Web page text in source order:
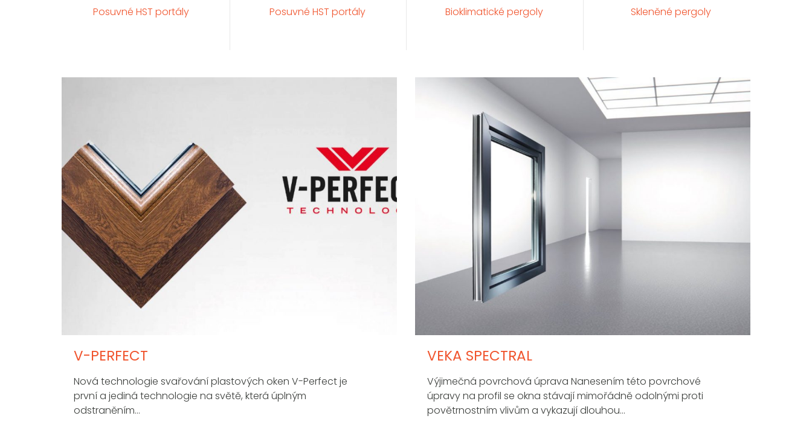
Posuvné HST portály
Posuvné HST portály
Bioklimatické pergoly
Skleněné pergoly
V-PERFECT
Nová technologie svařování plastových oken V-Perfect je
první a jediná technologie na světě, která úplným
odstraněním…
VEKA SPECTRAL
Výjimečná povrchová úprava Nanesením této povrchové
úpravy na profil se okna stávají mimořádně odolnými proti
povětrnostním vlivům a vykazují dlouhou…